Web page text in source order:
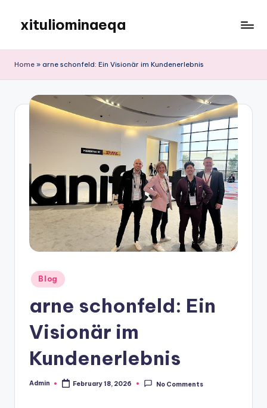
content
xituliominaeqa
Home » arne schonfeld: Ein Visionär im Kundenerlebnis
Posted
in
Blog
arne schonfeld: Ein
Visionär im
Kundenerlebnis
Posted
Admin February 18, 2026 No Comments